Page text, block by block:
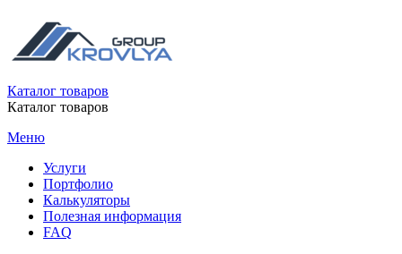
Каталог товаров
Каталог товаров
Меню
Услуги
Портфолио
Калькуляторы
Полезная информация
FAQ